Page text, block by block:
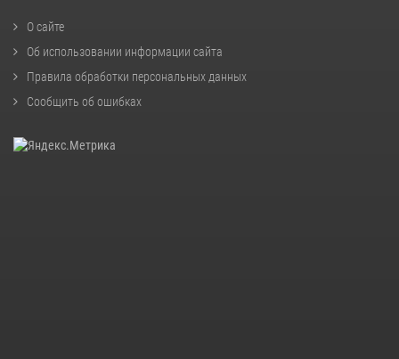
О сайте
Об использовании информации сайта
Правила обработки персональных данных
Сообщить об ошибках